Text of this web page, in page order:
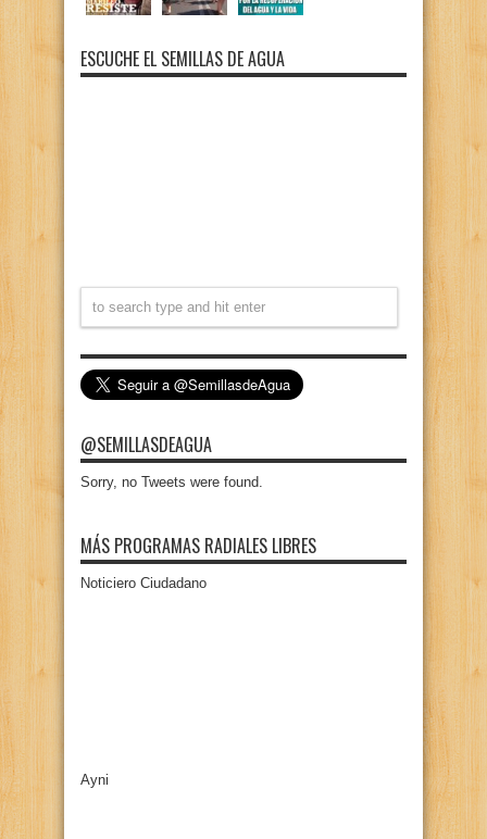
ESCUCHE EL SEMILLAS DE AGUA
@SEMILLASDEAGUA
Sorry, no Tweets were found.
MÁS PROGRAMAS RADIALES LIBRES
Noticiero Ciudadano
Ayni